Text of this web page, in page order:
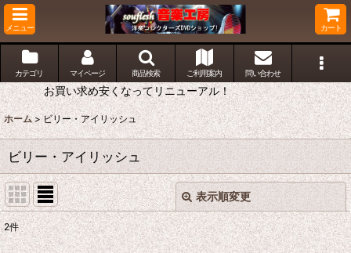
メニュー カート
カテゴリ マイページ 商品検索 ご利用案内 問い合わせ
お買い求め安くなってリニューアル！
ホーム > ビリー・アイリッシュ
ビリー・アイリッシュ
表示順変更
表示数:
閉じる
2件